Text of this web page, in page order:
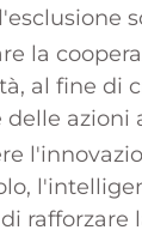
la
al fine di
delle azioni
rafforzare